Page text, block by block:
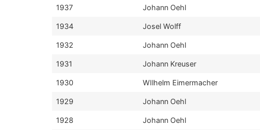
1937 Johann Oehl
1934 Josel Wolff
1932 Johann Oehl
1931 Johann Kreuser
1930 WIlhelm Eimermacher
1929 Johann Oehl
1928 Johann Oehl